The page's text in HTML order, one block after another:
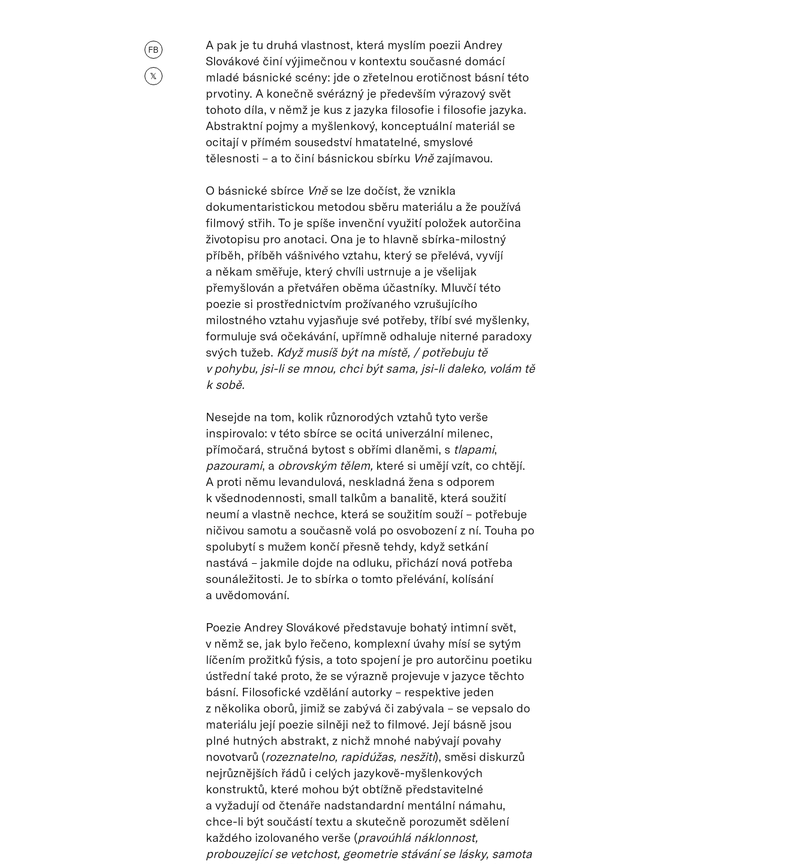
FB
𝕏
A pak je tu druhá vlastnost, která myslím poezii Andrey
Slovákové činí výjimečnou v kontextu současné domácí
mladé básnické scény: jde o zřetelnou erotičnost básní této
prvotiny. A konečně svérázný je především výrazový svět
tohoto díla, v němž je kus z jazyka filosofie i filosofie jazyka.
Abstraktní pojmy a myšlenkový, konceptuální materiál se
ocitají v přímém sousedství hmatatelné, smyslové
tělesnosti – a to činí básnickou sbírku Vně zajímavou.
O básnické sbírce Vně se lze dočíst, že vznikla
dokumentaristickou metodou sběru materiálu a že používá
filmový střih. To je spíše invenční využití položek autorčina
životopisu pro anotaci. Ona je to hlavně sbírka-milostný
příběh, příběh vášnivého vztahu, který se přelévá, vyvíjí
a někam směřuje, který chvíli ustrnuje a je všelijak
přemyšlován a přetvářen oběma účastníky. Mluvčí této
poezie si prostřednictvím prožívaného vzrušujícího
milostného vztahu vyjasňuje své potřeby, tříbí své myšlenky,
formuluje svá očekávání, upřímně odhaluje niterné paradoxy
svých tužeb. Když musíš být na místě, / potřebuju tě
v pohybu, jsi-li se mnou, chci být sama, jsi-li daleko, volám tě
k sobě.
Nesejde na tom, kolik různorodých vztahů tyto verše
inspirovalo: v této sbírce se ocitá univerzální milenec,
přímočará, stručná bytost s obřími dlaněmi, s tlapami,
pazourami, a obrovským tělem, které si umějí vzít, co chtějí.
A proti němu levandulová, neskladná žena s odporem
k všednodennosti, small talkům a banalitě, která soužití
neumí a vlastně nechce, která se soužitím souží – potřebuje
ničivou samotu a současně volá po osvobození z ní. Touha po
spolubytí s mužem končí přesně tehdy, když setkání
nastává – jakmile dojde na odluku, přichází nová potřeba
sounáležitosti. Je to sbírka o tomto přelévání, kolísání
a uvědomování.
Poezie Andrey Slovákové představuje bohatý intimní svět,
v němž se, jak bylo řečeno, komplexní úvahy mísí se sytým
líčením prožitků fýsis, a toto spojení je pro autorčinu poetiku
ústřední také proto, že se výrazně projevuje v jazyce těchto
básní. Filosofické vzdělání autorky – respektive jeden
z několika oborů, jimiž se zabývá či zabývala – se vepsalo do
materiálu její poezie silněji než to filmové. Její básně jsou
plné hutných abstrakt, z nichž mnohé nabývají povahy
novotvarů (rozeznatelno, rapidúžas, nesžití), směsi diskurzů
nejrůznějších řádů i celých jazykově-myšlenkových
konstruktů, které mohou být obtížně představitelné
a vyžadují od čtenáře nadstandardní mentální námahu,
chce-li být součástí textu a skutečně porozumět sdělení
každého izolovaného verše (pravoúhlá náklonnost,
probouzející se vetchost, geometrie stávání se lásky, samota